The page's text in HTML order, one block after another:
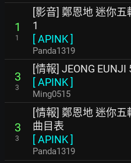
1
1
[影音] 鄭恩地 迷你
1
[APINK]
Panda1319
3
3
[情報] JEONG
[APINK]
Ming0515
3
3
[情報] 鄭恩地 迷你五
曲目表
[APINK]
Panda1319